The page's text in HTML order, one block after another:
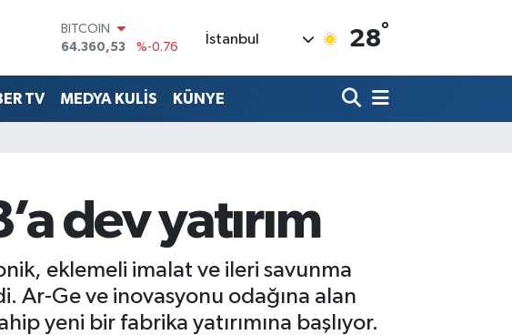
DOLAR
47,7069
%0.17
STERLİN
64,1897
%0.02
BITCOIN
64.360,53
%-0.76
İstanbul 28°
TV MEDYA KULİS KÜNYE
dev yatırım
eklemeli imalat ve ileri savunma
Ar-Ge ve inovasyonu odağına alan
yeni bir fabrika yatırımına başlıyor.